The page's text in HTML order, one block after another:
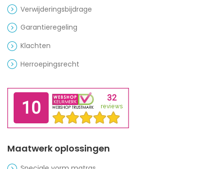
Verwijderingsbijdrage
Garantieregeling
Klachten
Herroepingsrecht
Maatwerk oplossingen